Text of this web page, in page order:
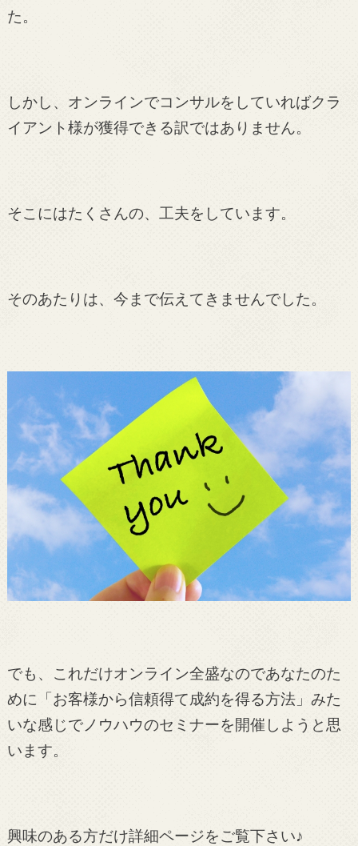
た。
しかし、オンラインでコンサルをしていればクラ
イアント様が獲得できる訳ではありません。
そこにはたくさんの、工夫をしています。
そのあたりは、今まで伝えてきませんでした。
でも、これだけオンライン全盛なのであなたのた
めに「お客様から信頼得て成約を得る方法」みた
いな感じでノウハウのセミナーを開催しようと思
います。
興味のある方だけ詳細ページをご覧下さい♪